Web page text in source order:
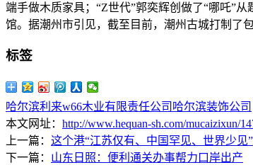
端手做木质家具；“Z世代”郭奕辉创做了“哪吒”
馆。据潮州市引见，截至目前，潮州古城打制了
标签
哈尔滨利来w66木业有限责任公司 哈尔滨装饰公司
本文网址： http://www.hequan-sh.com/mucaizixun/
上一篇： 这个港“江苏仅有、中国罕见、世界少见”
下一篇： 山东日照：便利通关办事帮力口岸出产